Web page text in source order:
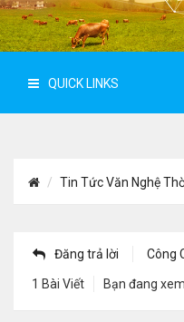
QUICK LINKS
Tin Tức Văn Nghệ
Đăng trả lời Công
1 Bài Viết Bạn đang